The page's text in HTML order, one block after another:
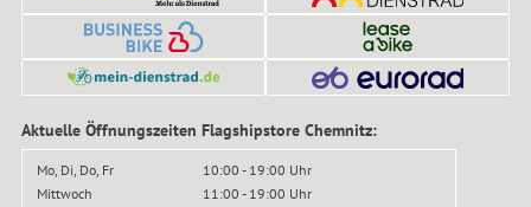
Aktuelle Öffnungszeiten Flagshipstore Chemnitz:
Mo, Di, Do, Fr
10:00 - 19:00 Uhr
Mittwoch
11:00 - 19:00 Uhr